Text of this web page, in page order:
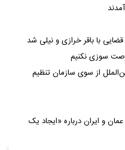
با باقر خرازی و نیلی شد
سوزی نکنیم
اینترنت بین‌الملل از سوی سازمان تنظیم
و ایران درباره «ایجاد یک